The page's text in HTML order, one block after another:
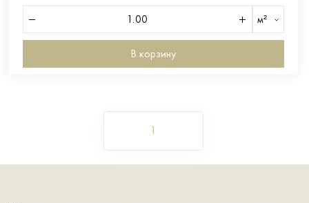
м²
В корзину
1